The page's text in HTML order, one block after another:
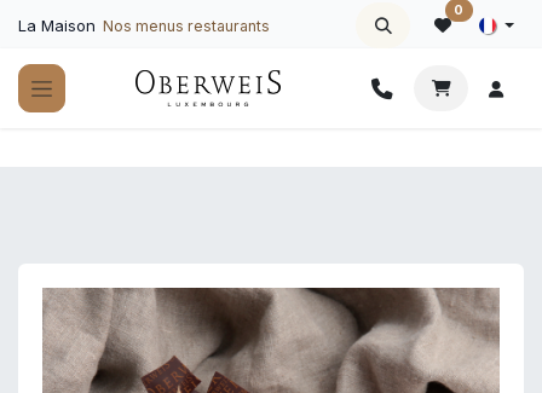
La Maison Nos menus restaurants
0